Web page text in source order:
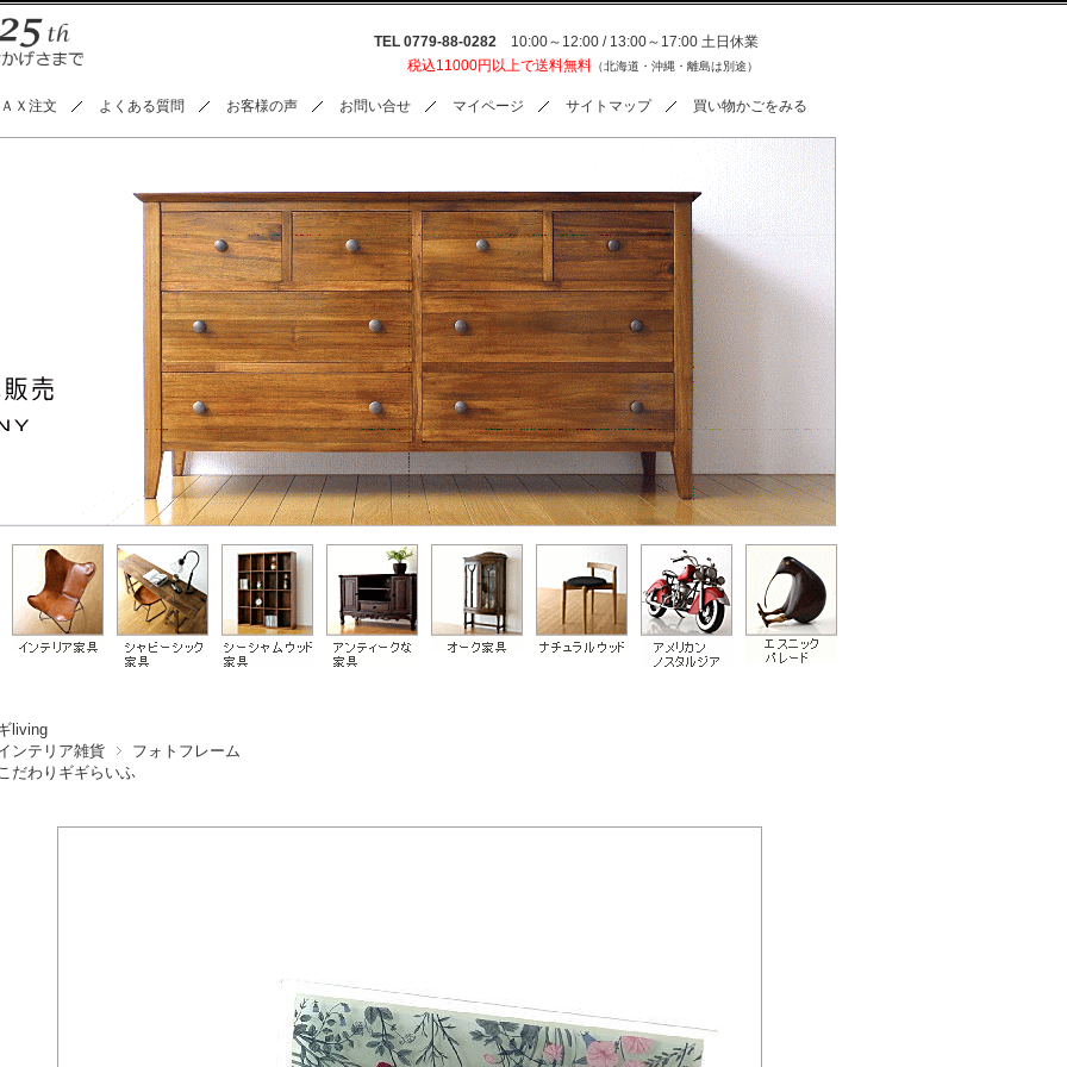
TEL 0779-88-0282 10:00～12:00 / 13:00～17:00 土日休業
税込11000円以上で送料無料 （北海道・沖縄・離島は別途）
Ｘ注文 よくある質問 お客様の声 お問い合せ マイページ サイトマップ 買い物かごをみる
living
ンテリア雑貨
フォトフレーム
だわりギギらいふ